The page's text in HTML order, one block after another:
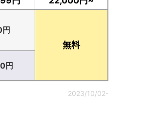
無料
円
2023/10/02-